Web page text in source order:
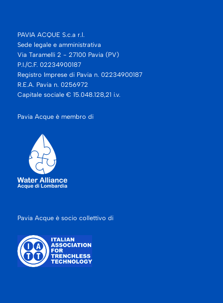
PAVIA ACQUE S.c.a r.l.
Sede legale e amministrativa
Via Taramelli 2 - 27100 Pavia (PV)
P.I./C.F. 02234900187
Registro Imprese di Pavia n. 02234900187
R.E.A. Pavia n. 0256972
Capitale sociale € 15.048.128,21 i.v.
Pavia Acque è membro di
Pavia Acque è socio collettivo di